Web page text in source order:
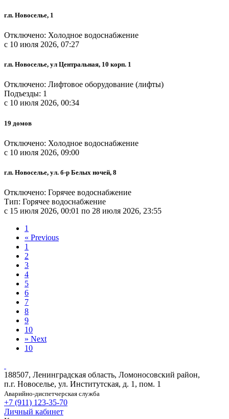
г.п. Новоселье, 1
Отключено: Холодное водоснабжение
c 10 июля 2026, 07:27
г.п. Новоселье, ул Центральная, 10 корп. 1
Отключено: Лифтовое оборудование (лифты)
Подъезды: 1
c 10 июля 2026, 00:34
19 домов
Отключено: Холодное водоснабжение
c 10 июля 2026, 09:00
г.п. Новоселье, ул. б-р Белых ночей, 8
Отключено: Горячее водоснабжение
Тип: Горячее водоснабжение
c 15 июля 2026, 00:01 по 28 июля 2026, 23:55
1
« Previous
1
2
3
4
5
6
7
8
9
10
» Next
10
188507, Ленинградская область, Ломоносовский район,
п.г. Новоселье, ул. Институтская, д. 1, пом. 1
Аварийно-диспетчерская служба
+7 (911) 123-35-70
Личный кабинет